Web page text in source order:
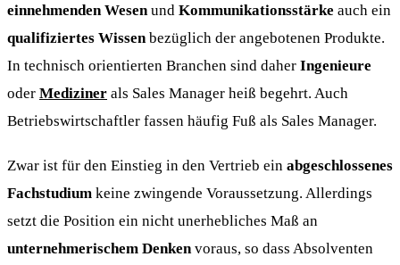
einnehmenden Wesenund Kommunikationsstärke auch ein
qualifiziertes Wissenbezüglich der angebotenen Produkte.
In technisch orientierten Branchen sind daher Ingenieure
oder Mediziner als Sales Manager heiß begehrt. Auch
Betriebswirtschaftler fassen häufig Fuß als Sales Manager.
Zwar ist für den Einstieg in den Vertrieb ein abgeschlossenes
Fachstudium keine zwingende Voraussetzung. Allerdings
setzt die Position ein nicht unerhebliches Maß an
unternehmerischem Denken voraus, so dass Absolventen